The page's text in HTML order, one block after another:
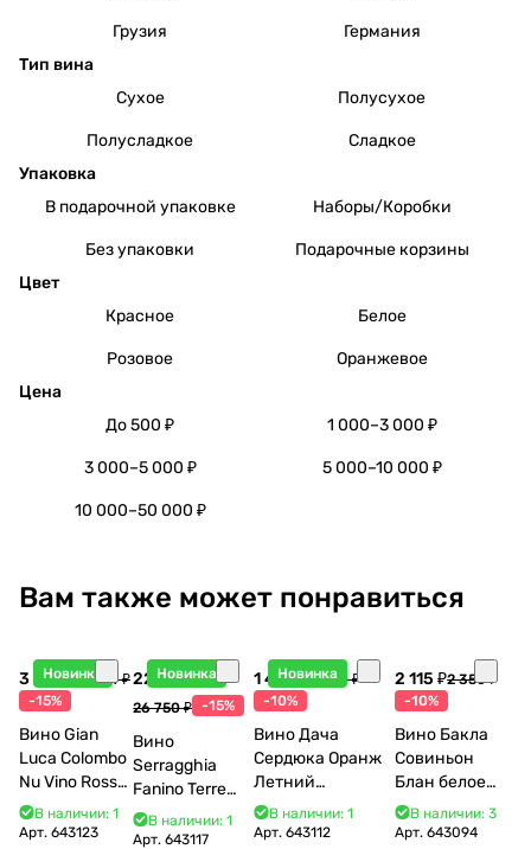
Грузия
Германия
Тип вина
Сухое
Полусухое
Полусладкое
Сладкое
Упаковка
В подарочной упаковке
Наборы/Коробки
Без упаковки
Подарочные корзины
Цвет
Красное
Белое
Розовое
Оранжевое
Цена
До 500 ₽
1 000–3 000 ₽
3 000–5 000 ₽ 5 000–10 000 ₽
10 000–50 000 ₽
Вам также может понравиться
Новинка
3 998 ₽4 704 ₽
-15%
Вино Gian
Luca Colombo
Nu Vino Rosso
2025 750 мл
В наличии: 1
Арт. 643123
Новинка
22 738 ₽
26 750 ₽ -15%
Вино
Serragghia
Fanino Terre
Siciliane IGP
2022 750 мл
В наличии: 1
Арт.643117
Новинка
1 440 ₽1 600 ₽
-10%
Вино Дача
Сердюка Оранж
Летний
Сибирьковый
2024 750 мл
В наличии: 1
Арт. 643112
2 115 ₽2 350 ₽
-10%
Вино Бакла
Совиньон
Блан белое
сухое 750 мл
12%
В наличии: 3
Арт.643094